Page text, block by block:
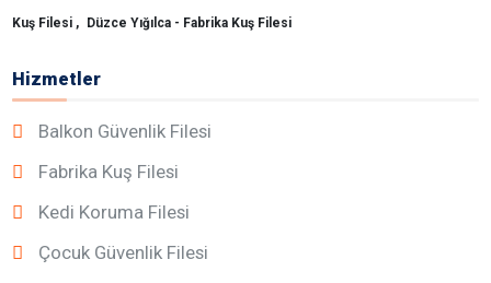
Kuş Filesi , Düzce Yığılca - Fabrika Kuş Filesi
Hizmetler
Balkon Güvenlik Filesi
Fabrika Kuş Filesi
Kedi Koruma Filesi
Çocuk Güvenlik Filesi